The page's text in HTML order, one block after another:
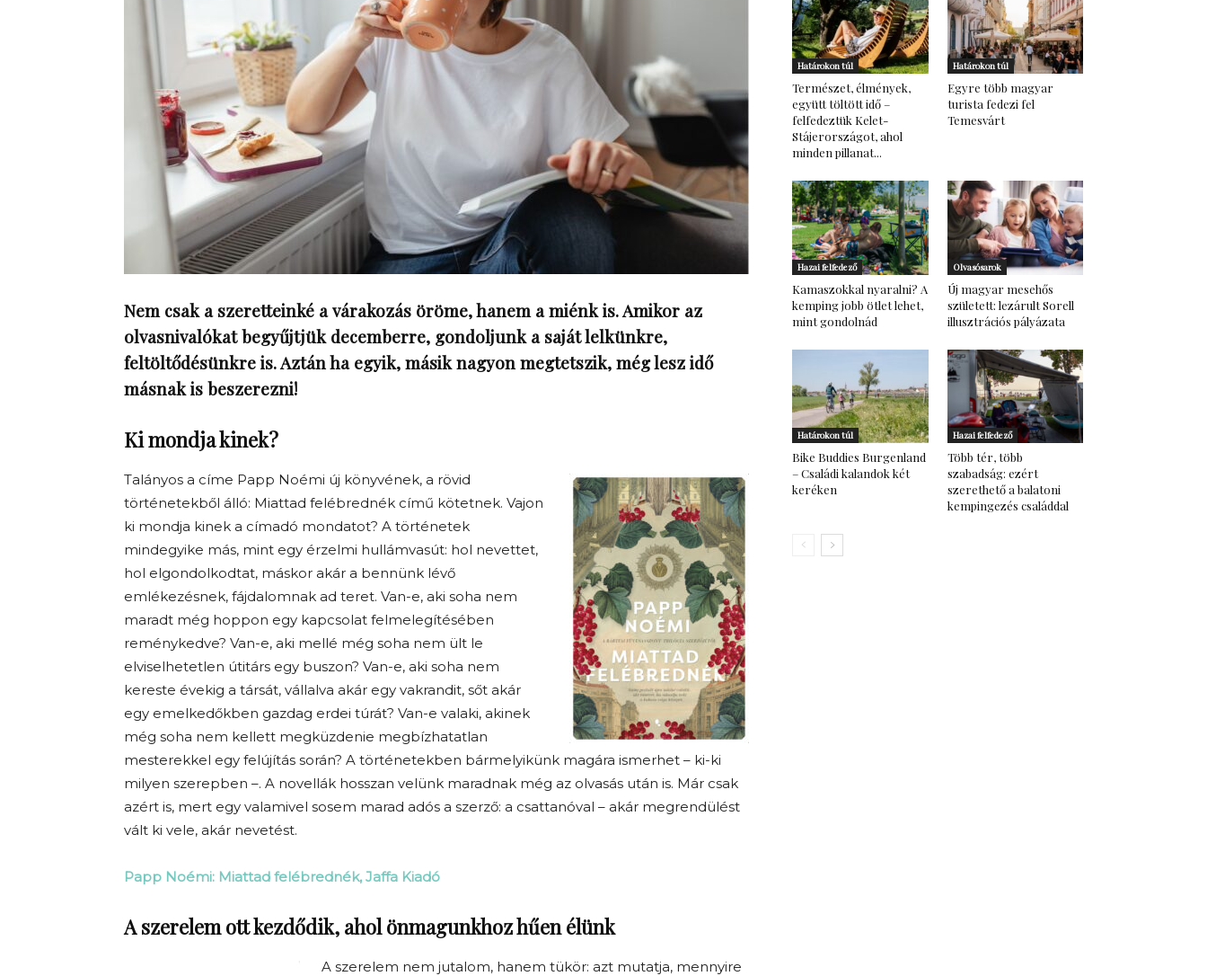
ami
család
Nem csak a szeretteinké a várakozás öröme, hanem a miénk is. Amikor az
olvasnivalókat begyűjtjük decemberre, gondoljunk a saját lelkünkre,
feltöltődésünkre is. Aztán ha egyik, másik nagyon megtetszik, még lesz idő
másnak is beszerezni!
Ki mondja kinek?
Talányos a címe Papp Noémi új könyvének, a rövid
történetekből álló: Miattad felébrednék című kötetnek. Vajon
ki mondja kinek a címadó mondatot? A történetek
mindegyike más, mint egy érzelmi hullámvasút: hol nevettet,
hol elgondolkodtat, máskor akár a bennünk lévő
emlékezésnek, fájdalomnak ad teret. Van-e, aki soha nem
maradt még hoppon egy kapcsolat felmelegítésében
reménykedve? Van-e, aki mellé még soha nem ült le
elviselhetetlen útitárs egy buszon? Van-e, aki soha nem
kereste évekig a társát, vállalva akár egy vakrandit, sőt akár
egy emelkedőkben gazdag erdei túrát? Van-e valaki, akinek
még soha nem kellett megküzdenie megbízhatatlan
mesterekkel egy felújítás során? A történetekben bármelyikünk magára ismerhet – ki-ki
milyen szerepben –. A novellák hosszan velünk maradnak még az olvasás után is. Már csak
azért is, mert egy valamivel sosem marad adós a szerző: a csattanóval – akár megrendülést
vált ki vele, akár nevetést.
Papp Noémi: Miattad felébrednék, Jaffa Kiadó
A szerelem ott kezdődik, ahol önmagunkhoz hűen élünk
A szerelem nem jutalom, hanem tükör: azt mutatja, mennyire
Határokon túl
Természet, élmények,
együtt töltött idő –
felfedeztük Kelet-
Stájerországot, ahol
minden pillanat...
Határokon túl
Egyre több magyar
turista fedezi fel
Temesvárt
Hazai felfedező
Kamaszokkal nyaralni? A
kemping jobb ötlet lehet,
mint gondolnád
Olvasósarok
Új magyar mesehős
született: lezárult Sorell
illusztrációs pályázata
Határokon túl
Bike Buddies Burgenland
– Családi kalandok két
keréken
Hazai felfedező
Több tér, több
szabadság: ezért
szerethető a balatoni
kempingezés családdal